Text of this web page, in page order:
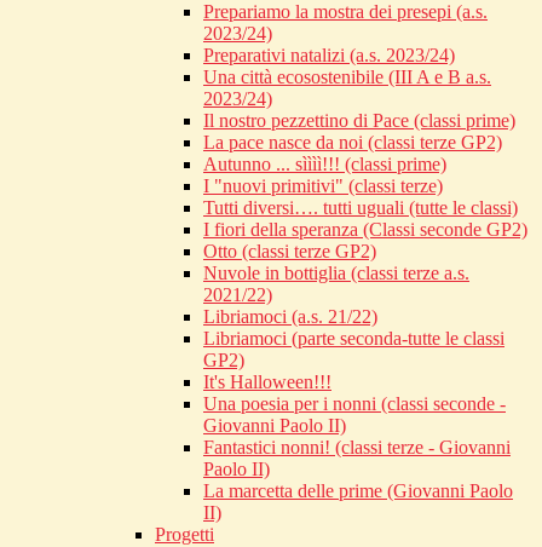
Prepariamo la mostra dei presepi (a.s.
2023/24)
Preparativi natalizi (a.s. 2023/24)
Una città ecosostenibile (III A e B a.s.
2023/24)
Il nostro pezzettino di Pace (classi prime)
La pace nasce da noi (classi terze GP2)
Autunno ... sìììì!!! (classi prime)
I "nuovi primitivi" (classi terze)
Tutti diversi…. tutti uguali (tutte le classi)
I fiori della speranza (Classi seconde GP2)
Otto (classi terze GP2)
Nuvole in bottiglia (classi terze a.s.
2021/22)
Libriamoci (a.s. 21/22)
Libriamoci (parte seconda-tutte le classi
GP2)
It's Halloween!!!
Una poesia per i nonni (classi seconde -
Giovanni Paolo II)
Fantastici nonni! (classi terze - Giovanni
Paolo II)
La marcetta delle prime (Giovanni Paolo
II)
Progetti